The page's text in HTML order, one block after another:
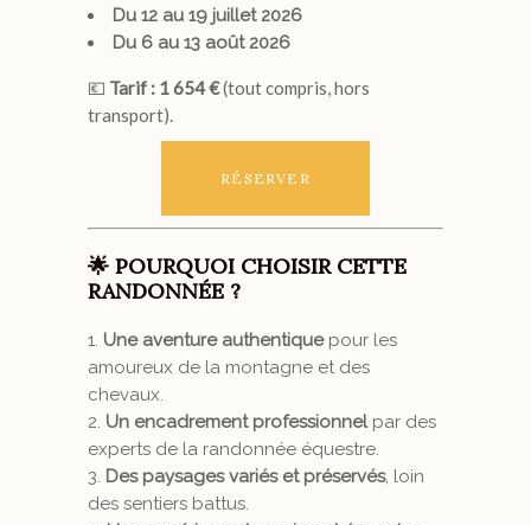
Du 12 au 19 juillet 2026
Du 6 au 13 août 2026
💶 Tarif : 1 654 €(tout compris, hors
transport).
RÉSERVER
🌟 POURQUOI CHOISIR CETTE
RANDONNÉE ?
Une aventure authentiquepour les
amoureux de la montagne et des
chevaux.
Un encadrement professionnelpar des
experts de la randonnée équestre.
Des paysages variés et préservés, loin
des sentiers battus.